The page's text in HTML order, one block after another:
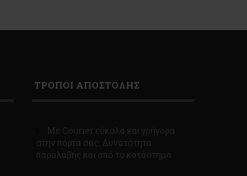
ΤΡΟΠΟΙ ΑΠΟΣΤΟΛΗΣ
Με Courier εύκολα και γρήγορα
στην πόρτα σας. Δυνατότητα
παραλαβής και από το κατάστημα.